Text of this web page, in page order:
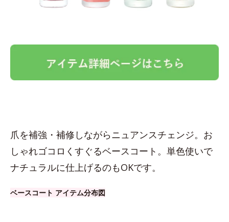
爪を補強・補修しながらニュアンスチェンジ。お
しゃれゴコロくすぐるベースコート。単色使いで
ナチュラルに仕上げるのもOKです。
ベースコート アイテム分布図